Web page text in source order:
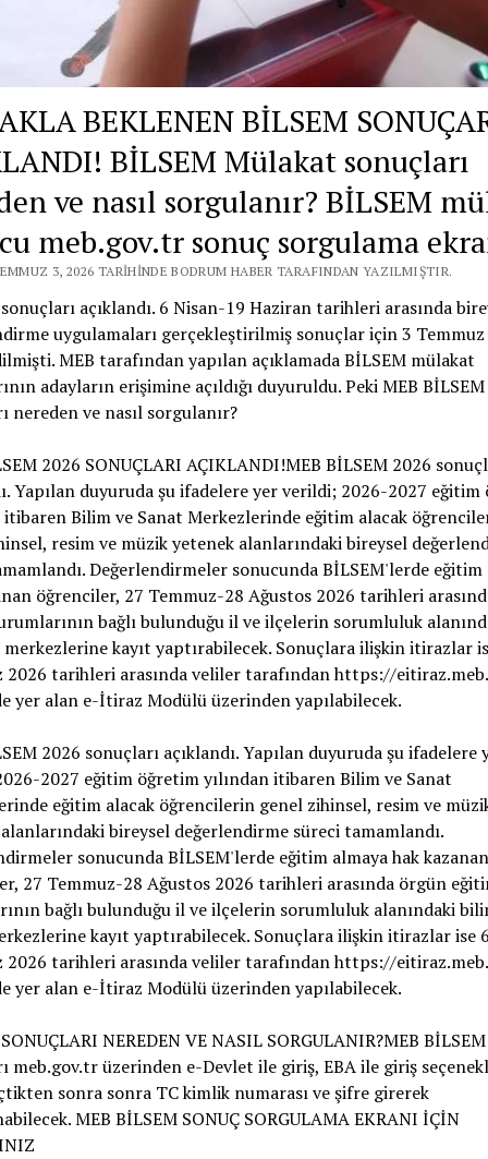
BEKLENEN BİLSEM
BİLSEM Mülakat sonuçları
ve nasıl sorgulanır? BİLSEM
meb.gov.tr sonuç sorgulama
3, 2026 TARIHINDE BODRUM HABER TARAFINDAN YAZILMIŞTIR.
açıklandı. 6 Nisan-19 Haziran tarihleri arasında
uygulamaları gerçekleştirilmiş sonuçlar için 3
MEB tarafından yapılan açıklamada BİLSEM mülakat
adayların erişimine açıldığı duyuruldu. Peki MEB BİLSEM
nereden ve nasıl sorgulanır?
2026 SONUÇLARI AÇIKLANDI!MEB BİLSEM 2026
Yapılan duyuruda şu ifadelere yer verildi; 2026-2027
itibaren Bilim ve Sanat Merkezlerinde eğitim alacak
resim ve müzik yetenek alanlarındaki bireysel
Değerlendirmeler sonucunda BİLSEM'lerde eğitim
öğrenciler, 27 Temmuz-28 Ağustos 2026 tarihleri
bağlı bulunduğu il ve ilçelerin sorumluluk
merkezlerine kayıt yaptırabilecek. Sonuçlara ilişkin itirazlar
2026 tarihleri arasında veliler tarafından https://
yer alan e-İtiraz Modülü üzerinden yapılabilecek.
2026 sonuçları açıklandı. Yapılan duyuruda şu ifadelere
2027 eğitim öğretim yılından itibaren Bilim ve Sanat
eğitim alacak öğrencilerin genel zihinsel, resim ve
bireysel değerlendirme süreci tamamlandı.
sonucunda BİLSEM'lerde eğitim almaya hak kazanan
27 Temmuz-28 Ağustos 2026 tarihleri arasında örgün
bağlı bulunduğu il ve ilçelerin sorumluluk alanındaki
kayıt yaptırabilecek. Sonuçlara ilişkin itirazlar ise
2026 tarihleri arasında veliler tarafından https://
yer alan e-İtiraz Modülü üzerinden yapılabilecek.
NEREDEN VE NASIL SORGULANIR?MEB BİLSEM
meb.gov.tr üzerinden e-Devlet ile giriş, EBA ile giriş
sonra sonra TC kimlik numarası ve şifre girerek
MEB BİLSEM SONUÇ SORGULAMA EKRANI İÇİN